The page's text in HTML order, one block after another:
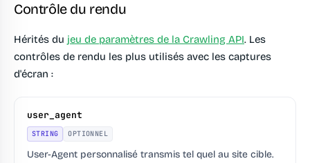
Contrôle du rendu
Hérités du jeu de paramètres de la Crawling API. Les
contrôles de rendu les plus utilisés avec les captures
d'écran :
user_agent
STRING OPTIONNEL
User-Agent personnalisé transmis tel quel au site cible.